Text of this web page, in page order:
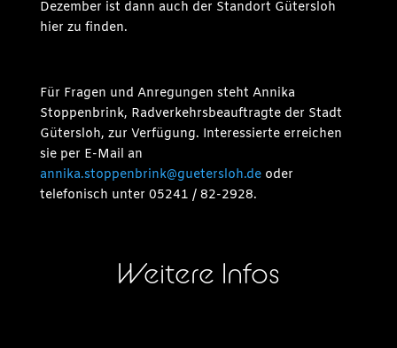
Dezember ist dann auch der Standort Gütersloh
hier zu finden.
Für Fragen und Anregungen steht Annika
Stoppenbrink, Radverkehrsbeauftragte der Stadt
Gütersloh, zur Verfügung. Interessierte erreichen
sie per E-Mail an
annika.stoppenbrink@guetersloh.deoder
telefonisch unter 05241 / 82-2928.
Weitere Infos